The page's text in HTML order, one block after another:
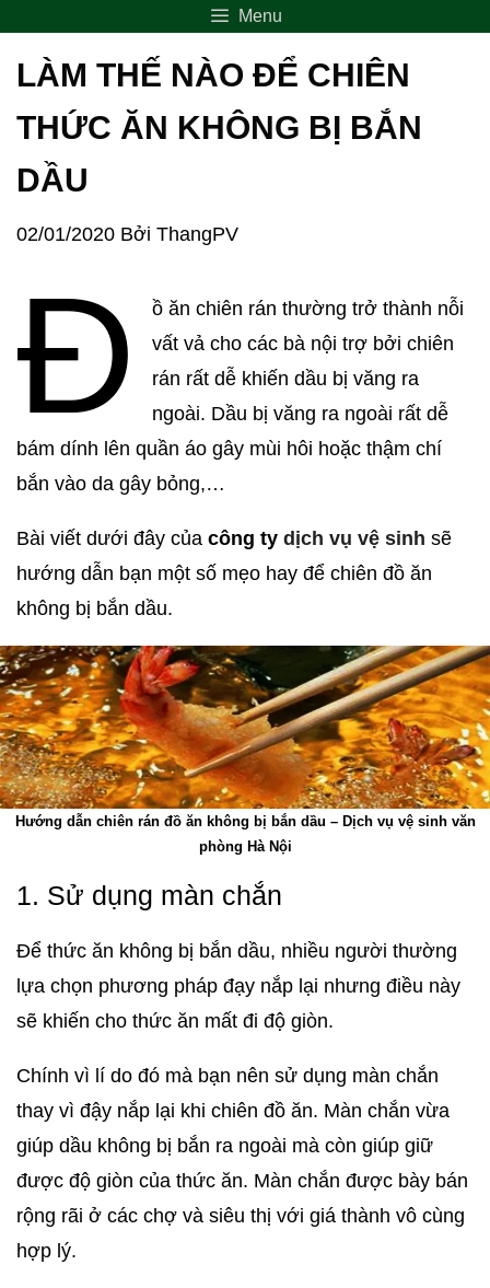
Menu
LÀM THẾ NÀO ĐỂ CHIÊN
THỨC ĂN KHÔNG BỊ BẮN
DẦU
02/01/2020 Bởi ThangPV
Đ
ồ ăn chiên rán thường trở thành nỗi
vất vả cho các bà nội trợ bởi chiên
rán rất dễ khiến dầu bị văng ra
ngoài. Dầu bị văng ra ngoài rất dễ
bám dính lên quần áo gây mùi hôi hoặc thậm chí
bắn vào da gây bỏng,…
Bài viết dưới đây của công ty dịch vụ vệ sinh sẽ
hướng dẫn bạn một số mẹo hay để chiên đồ ăn
không bị bắn dầu.
Hướng dẫn chiên rán đồ ăn không bị bắn dầu – Dịch vụ vệ sinh văn
phòng Hà Nội
1. Sử dụng màn chắn
Để thức ăn không bị bắn dầu, nhiều người thường
lựa chọn phương pháp đạy nắp lại nhưng điều này
sẽ khiến cho thức ăn mất đi độ giòn.
Chính vì lí do đó mà bạn nên sử dụng màn chắn
thay vì đậy nắp lại khi chiên đồ ăn. Màn chắn vừa
giúp dầu không bị bắn ra ngoài mà còn giúp giữ
được độ giòn của thức ăn. Màn chắn được bày bán
rộng rãi ở các chợ và siêu thị với giá thành vô cùng
hợp lý.